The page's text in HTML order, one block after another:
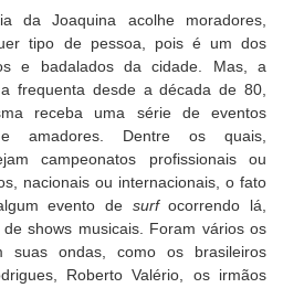
da Joaquina acolhe moradores,
tipo de pessoa, pois é um dos
e badalados da cidade. Mas, a
frequenta desde a década de 80,
receba uma série de eventos
e amadores. Dentre os quais,
campeonatos profissionais ou
nacionais ou internacionais, o fato
evento de surfocorrendo lá,
shows musicais. Foram vários os
suas ondas, como os brasileiros
Roberto Valério, os irmãos